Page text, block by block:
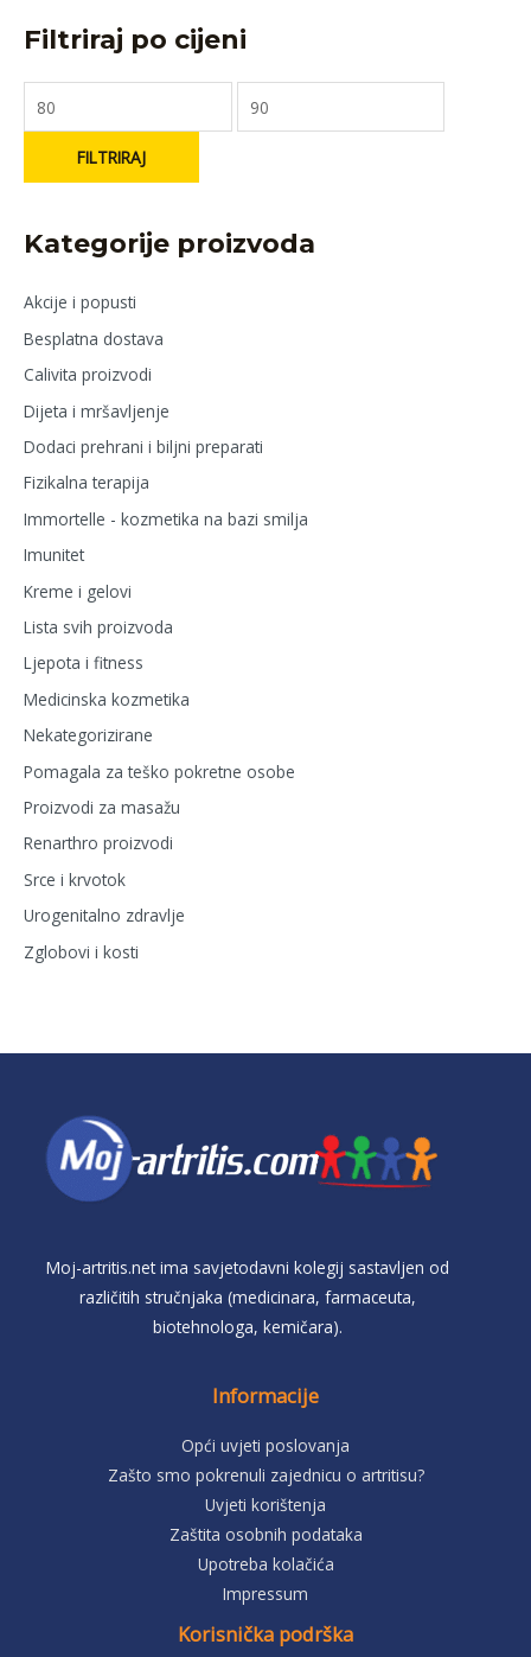
Filtriraj po cijeni
FILTRIRAJ
Kategorije proizvoda
Akcije i popusti
Besplatna dostava
Calivita proizvodi
Dijeta i mršavljenje
Dodaci prehrani i biljni preparati
Fizikalna terapija
Immortelle - kozmetika na bazi smilja
Imunitet
Kreme i gelovi
Lista svih proizvoda
Ljepota i fitness
Medicinska kozmetika
Nekategorizirane
Pomagala za teško pokretne osobe
Proizvodi za masažu
Renarthro proizvodi
Srce i krvotok
Urogenitalno zdravlje
Zglobovi i kosti
Moj-artritis.net ima savjetodavni kolegij sastavljen od
različitih stručnjaka (medicinara, farmaceuta,
biotehnologa, kemičara).
Informacije
Opći uvjeti poslovanja
Zašto smo pokrenuli zajednicu o artritisu?
Uvjeti korištenja
Zaštita osobnih podataka
Upotreba kolačića
Impressum
Korisnička podrška